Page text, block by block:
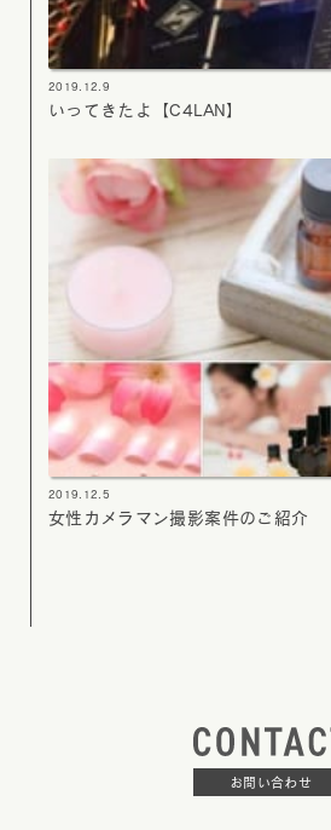
2019.12.9
いってきたよ【C4LAN】
2019.12.5
女性カメラマン撮影案件のご紹介
お問い合わせ